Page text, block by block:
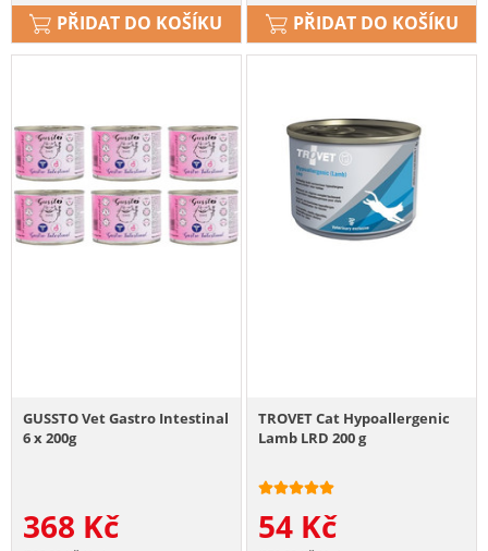
PŘIDAT DO KOŠÍKU PŘIDAT DO KOŠÍKU
GUSSTO Vet Gastro Intestinal
6 x 200g
368 Kč
TROVET Cat Hypoallergenic
Lamb LRD 200 g
54 Kč